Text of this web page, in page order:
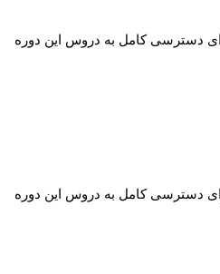
دسترسی کامل به دروس این دوره
دسترسی کامل به دروس این دوره